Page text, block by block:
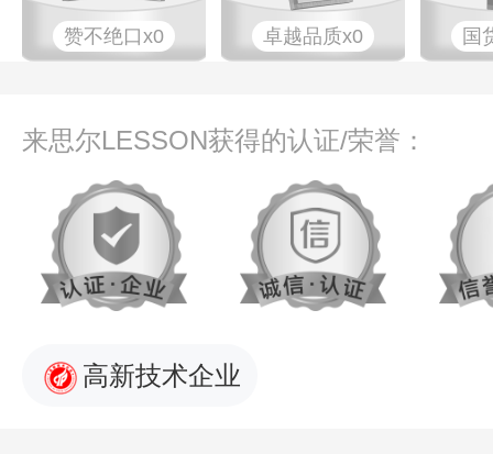
赞不绝口x0 卓越品质x0 国
来思尔LESSON获得的认证/荣誉：
高新技术企业